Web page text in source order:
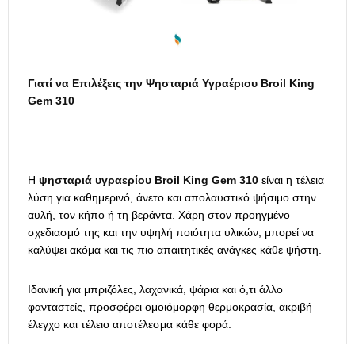
Γιατί να Επιλέξεις την Ψησταριά Υγραέριου Broil King
Gem 310
Η ψησταριά υγραερίου Broil King Gem 310 είναι η τέλεια
λύση για καθημερινό, άνετο και απολαυστικό ψήσιμο στην
αυλή, τον κήπο ή τη βεράντα. Χάρη στον προηγμένο
σχεδιασμό της και την υψηλή ποιότητα υλικών, μπορεί να
καλύψει ακόμα και τις πιο απαιτητικές ανάγκες κάθε ψήστη.
Ιδανική για μπριζόλες, λαχανικά, ψάρια και ό,τι άλλο
φανταστείς, προσφέρει ομοιόμορφη θερμοκρασία, ακριβή
έλεγχο και τέλειο αποτέλεσμα κάθε φορά.